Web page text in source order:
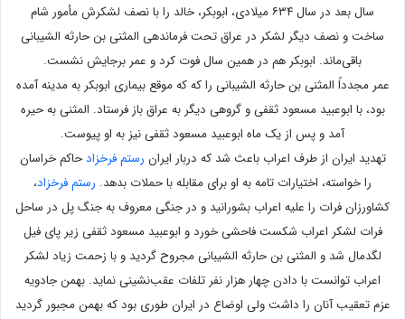
سال بعد در سال ۶۳۴ میلادی، ابوبکر، خالد را با نصف لشکرش مأمور شام
ساخت و نصف دیگر لشکر در عراق تحت فرماندهی المثنی بن حارثه الشیبانی
باقی‌ماند. ابوبکر هم در همین سال فوت کرد و عمر برجایش نشست.
عمر مجدداً المثنی بن حارثه الشیبانی را که که موقع بیماری ابوبکر به مدینه آمده
بود، با ابوعبید مسعود ثقفی و گروهی دیگر به عراق باز فرستاد. المثنی به حیره
آمد و پس از یک ماه ابوعبید مسعود ثقفی نیز به او پیوست.
تهدید ایران از طرف اعراب باعث شد که دربار ایران رستم فرخزادحاکم خراسان
را خواسته، اختیارات تامه به او برای مقابله با حملات بدهد. رستم فرخزاد،
کشاورزان فرات را علیه اعراب بشورانید و در جنگی معروف به جنگ پل در ساحل
فرات لشکر اعراب شکست فاحشی خورد و ابوعبید مسعود ثقفی زیر پای فیل
لگدمال شد و المثنی بن حارثه الشیبانی مجروح گردید و با زحمت زیاد لشکر
اعراب توانست با دادن چهار هزار نفر تلفات عقب‌نشینی نماید. بهمن جادویه
عزم تعقیب آنان را داشت ولی اوضاع در ایران طوری بود که بهمن مجبور گردید